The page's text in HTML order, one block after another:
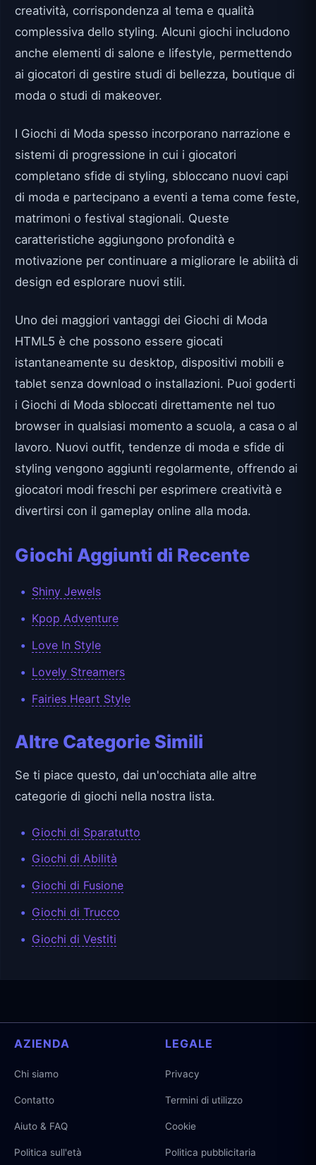
creatività, corrispondenza al tema e qualità
complessiva dello styling. Alcuni giochi includono
anche elementi di salone e lifestyle, permettendo
ai giocatori di gestire studi di bellezza, boutique di
moda o studi di makeover.
I Giochi di Moda spesso incorporano narrazione e
sistemi di progressione in cui i giocatori
completano sfide di styling, sbloccano nuovi capi
di moda e partecipano a eventi a tema come feste,
matrimoni o festival stagionali. Queste
caratteristiche aggiungono profondità e
motivazione per continuare a migliorare le abilità di
design ed esplorare nuovi stili.
Uno dei maggiori vantaggi dei Giochi di Moda
HTML5 è che possono essere giocati
istantaneamente su desktop, dispositivi mobili e
tablet senza download o installazioni. Puoi goderti
i Giochi di Moda sbloccati direttamente nel tuo
browser in qualsiasi momento a scuola, a casa o al
lavoro. Nuovi outfit, tendenze di moda e sfide di
styling vengono aggiunti regolarmente, offrendo ai
giocatori modi freschi per esprimere creatività e
divertirsi con il gameplay online alla moda.
Giochi Aggiunti di Recente
Shiny Jewels
Kpop Adventure
Love In Style
Lovely Streamers
Fairies Heart Style
Altre Categorie Simili
Se ti piace questo, dai un'occhiata alle altre
categorie di giochi nella nostra lista.
Giochi di Sparatutto
Giochi di Abilità
Giochi di Fusione
Giochi di Trucco
Giochi di Vestiti
AZIENDA
Chi siamo
Contatto
Aiuto & FAQ
Politica sull'età
LEGALE
Privacy
Termini di utilizzo
Cookie
Politica pubblicitaria